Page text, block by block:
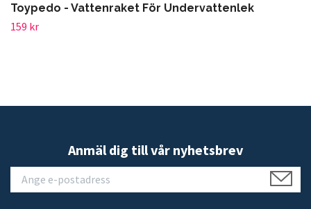
Toypedo - Vattenraket För Undervattenlek
159 kr
Anmäl dig till vår nyhetsbrev